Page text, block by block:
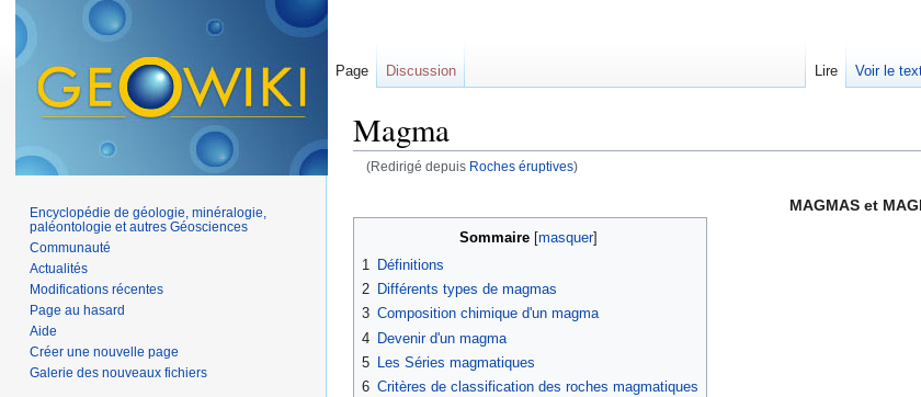
Magma
(Redirigé depuis Roches éruptives)
MAGMAS et
Sommaire[masquer]
1
Définitions
2 Différents types de magmas
3 Composition chimique d'un magma
4 Devenir d'un magma
5
Les Séries magmatiques
6 Critères de classification des roches magmatiques
Page Discussion Lire Voir le
Encyclopédie de géologie, minéralogie,
paléontologie et autres Géosciences
Communauté
Actualités
Modifications récentes
Page au hasard
Aide
Créer une nouvelle page
Galerie des nouveaux fichiers